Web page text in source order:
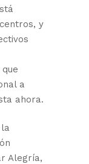
y
a
ahora.
Alegría,